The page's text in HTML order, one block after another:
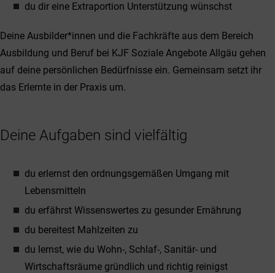
du dir eine Extraportion Unterstützung wünschst
Deine Ausbilder*innen und die Fachkräfte aus dem Bereich
Ausbildung und Beruf bei KJF Soziale Angebote Allgäu gehen
auf deine persönlichen Bedürfnisse ein. Gemeinsam setzt ihr
das Erlernte in der Praxis um.
Deine Aufgaben sind vielfältig
du erlernst den ordnungsgemäßen Umgang mit
Lebensmitteln
du erfährst Wissenswertes zu gesunder Ernährung
du bereitest Mahlzeiten zu
du lernst, wie du Wohn-, Schlaf-, Sanitär- und
Wirtschaftsräume gründlich und richtig reinigst